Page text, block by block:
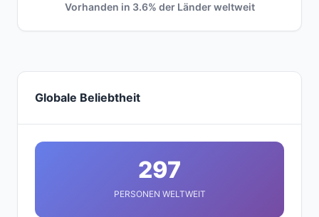
Vorhanden in 3.6% der Länder weltweit
Globale Beliebtheit
297
PERSONEN WELTWEIT